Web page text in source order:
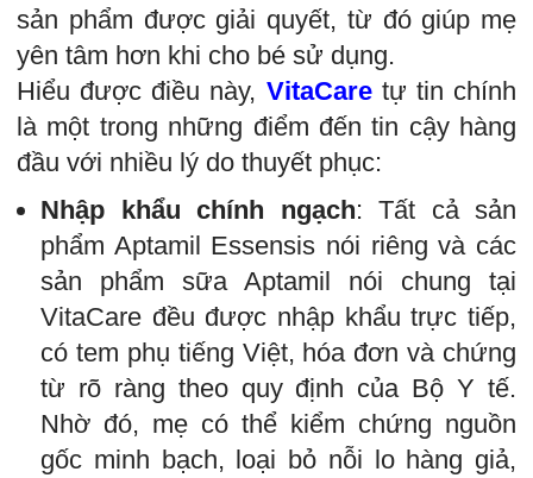
sản phẩm được giải quyết, từ đó giúp mẹ
yên tâm hơn khi cho bé sử dụng.
Hiểu được điều này, VitaCaretự tin chính
là một trong những điểm đến tin cậy hàng
đầu với nhiều lý do thuyết phục:
Nhập khẩu chính ngạch: Tất cả sản
phẩm Aptamil Essensis nói riêng và các
sản phẩm sữa Aptamil nói chung tại
VitaCare đều được nhập khẩu trực tiếp,
có tem phụ tiếng Việt, hóa đơn và chứng
từ rõ ràng theo quy định của Bộ Y tế.
Nhờ đó, mẹ có thể kiểm chứng nguồn
gốc minh bạch, loại bỏ nỗi lo hàng giả,